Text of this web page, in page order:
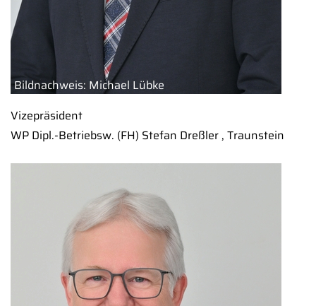
Bildnachweis: Michael Lübke
Vizepräsident
WP Dipl.-Betriebsw. (FH) Stefan Dreßler , Traunstein